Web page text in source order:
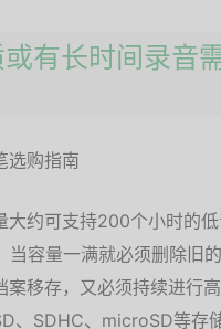
有长时间录音
大约可支持200个小时的
当容量一满就必须删除旧
案移存，又必须持续进行
、SDHC、microSD等存